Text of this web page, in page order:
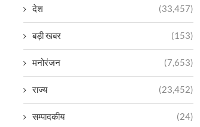
देश (33,457)
बड़ी खबर (153)
मनोरंजन (7,653)
राज्य (23,452)
सम्पादकीय (24)